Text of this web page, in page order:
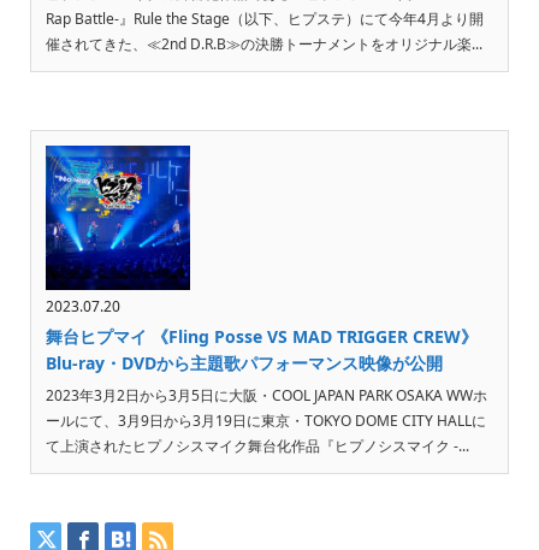
Rap Battle-』Rule the Stage（以下、ヒプステ）にて今年4月より開
催されてきた、≪2nd D.R.B≫の決勝トーナメントをオリジナル楽...
2023.07.20
舞台ヒプマイ 《Fling Posse VS MAD TRIGGER CREW》
Blu-ray・DVDから主題歌パフォーマンス映像が公開
2023年3月2日から3月5日に大阪・COOL JAPAN PARK OSAKA WWホ
ールにて、3月9日から3月19日に東京・TOKYO DOME CITY HALLに
て上演されたヒプノシスマイク舞台化作品『ヒプノシスマイク -...